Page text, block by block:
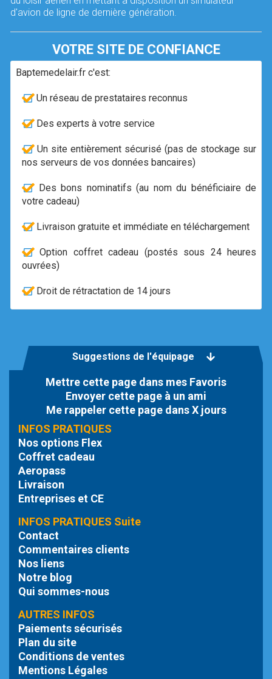
d'avion de ligne de dernière génération.
VOTRE SITE DE CONFIANCE
Baptemedelair.fr c'est:
Un réseau de prestataires reconnus
Des experts à votre service
Un site entièrement sécurisé (pas de stockage sur
nos serveurs de vos données bancaires)
Des bons nominatifs (au nom du bénéficiaire de
votre cadeau)
Livraison gratuite et immédiate en téléchargement
Option coffret cadeau (postés sous 24 heures
ouvrées)
Droit de rétractation de 14 jours
Suggestions de l'équipage
Mettre cette page dans mes Favoris
Envoyer cette page à un ami
Me rappeler cette page dans X jours
INFOS PRATIQUES
Nos options Flex
Coffret cadeau
Aeropass
Livraison
Entreprises et CE
INFOS PRATIQUES Suite
Contact
Commentaires clients
Nos liens
Notre blog
Qui sommes-nous
AUTRES INFOS
Paiements sécurisés
Plan du site
Conditions de ventes
Mentions Légales